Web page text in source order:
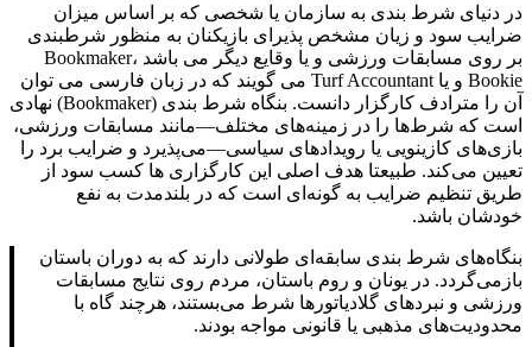
در دنیای شرط بندی به سازمان یا شخصی که بر اساس میزان
ضرایب سود و زیان مشخص پذیرای بازیکنان به منظور شرطبندی
بر روی مسابقات ورزشی و یا وقایع دیگر می باشد Bookmaker،
Bookie و یا Turf Accountant می گویند که در زبان فارسی می توان
آن را مترادف کارگزار دانست. بنگاه شرط‌ بندی (Bookmaker) نهادی
است که شرط‌ها را در زمینه‌های مختلف—مانند مسابقات ورزشی،
بازی‌های کازینویی یا رویدادهای سیاسی—می‌پذیرد و ضرایب برد را
تعیین می‌کند. طبیعتا هدف اصلی این کارگزاری ها کسب سود از
طریق تنظیم ضرایب به گونه‌ای است که در بلندمدت به نفع
خودشان باشد.
بنگاه‌های شرط‌ بندی سابقه‌ای طولانی دارند که به دوران باستان
بازمی‌گردد. در یونان و روم باستان، مردم روی نتایج مسابقات
ورزشی و نبردهای گلادیاتورها شرط می‌بستند، هرچند گاه با
محدودیت‌های مذهبی یا قانونی مواجه بودند.